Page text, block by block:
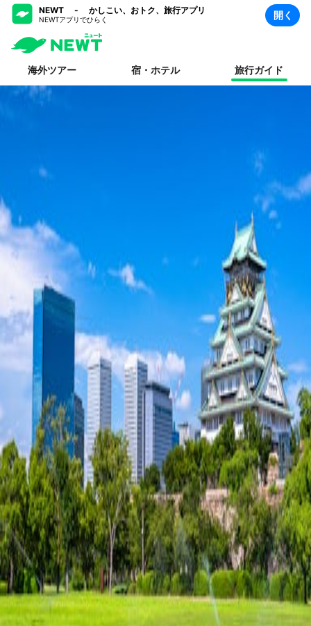
NEWT - かしこい、おトク、旅行アプリ
NEWTアプリでひらく 開く
海外ツアー 宿・ホテル 旅行ガイド